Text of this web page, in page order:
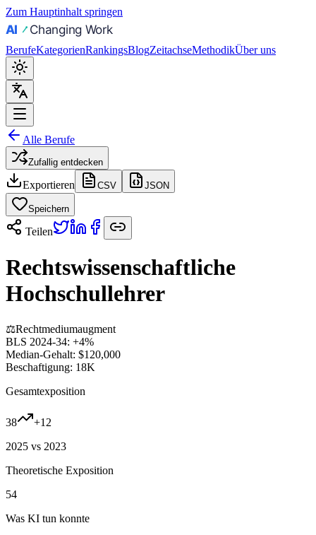
Zum Hauptinhalt springen
BerufeKategorienRankingsBlogZeitachseMethodikÜber uns
Alle Berufe
Zufallig entdecken
Exportieren CSV JSON
Speichern
Teilen
Rechtswissenschaftliche
Hochschullehrer
⚖️Rechtmediumaugment
BLS 2024-34: +4%
Median-Gehalt: $120,000
Beschaftigung: 18K
Gesamtexposition
38 +12
2025 vs 2023
Theoretische Exposition
54
Was KI tun konnte